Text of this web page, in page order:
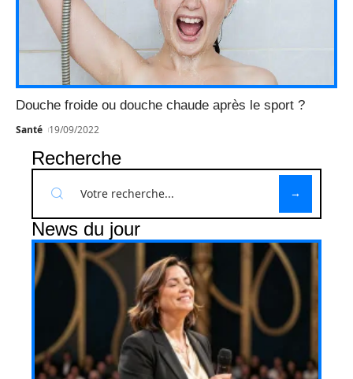
Douche froide ou douche chaude après le sport ?
Santé 19/09/2022
Recherche
News du jour